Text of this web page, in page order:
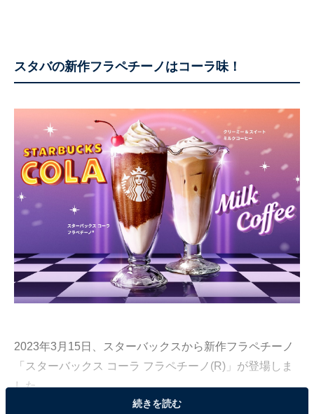
スタバの新作フラペチーノはコーラ味！
2023年3月15日、スターバックスから新作フラペチーノ
「スターバックス コーラ フラペチーノ(R)」が登場しま
した。
続きを読む